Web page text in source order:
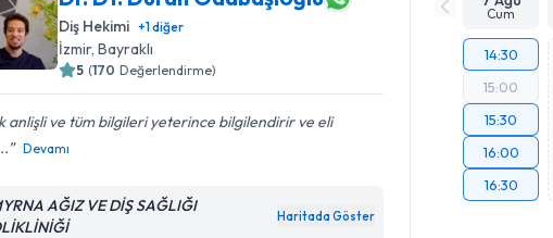
Diş Hekimi +1diğer
İzmir, Bayraklı
5 (170 Değerlendirme)
anlişli ve tüm bilgileri yeterince bilgilendirir ve eli
Devamı
AĞIZ VE DİŞ SAĞLIĞI
Haritada Göster
Cum
14:30
15:00
15:30
16:00
16:30